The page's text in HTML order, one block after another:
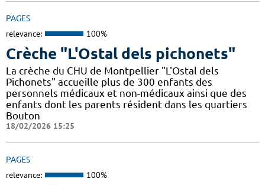
PAGES
relevance: 100%
Crèche "L'Ostal dels pichonets"
La crèche du CHU de Montpellier "L'Ostal dels
Pichonets" accueille plus de 300 enfants des
personnels médicaux et non-médicaux ainsi que des
enfants dont les parents résident dans les quartiers
Bouton
18/02/2026 15:25
PAGES
relevance: 100%